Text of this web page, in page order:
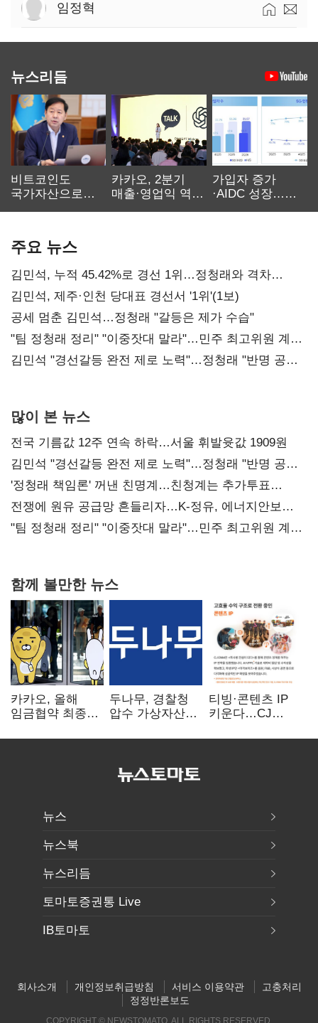
임정혁
뉴스리듬
비트코인도
국가자산으로…'
카카오, 2분기
매출·영업익 역대
가입자 증가
·AIDC 성장…
주요 뉴스
김민석, 누적 45.42%로 경선 1위…정청래와 격차
0.86%p(2보)
김민석, 제주·인천 당대표 경선서 '1위'(1보)
공세 멈춘 김민석…정청래 "갈등은 제가 수습"
"팀 정청래 정리" "이중잣대 말라"…민주 최고위원 계파
다툼 격화
김민석 "경선갈등 완전 제로 노력"…정청래 "반명 공세
많이 본 뉴스
전국 기름값 12주 연속 하락…서울 휘발윳값 1909원
김민석 "경선갈등 완전 제로 노력"…정청래 "반명 공세
사과부터"
'정청래 책임론' 꺼낸 친명계…친청계는 추가투표
때리기
전쟁에 원유 공급망 흔들리자…K-정유, 에너지안보
핵심으로 재부상
"팀 정청래 정리" "이중잣대 말라"…민주 최고위원 계파
함께 볼만한 뉴스
카카오, 올해
임금협약 최종
인상·격려금
두나무, 경찰청
압수 가상자산
커스터디 사업
티빙·콘텐츠 IP
키운다…CJ
글로벌 확장 가속
뉴스
뉴스북
뉴스리듬
토마토증권통 Live
IB토마토
회사소개 개인정보취급방침 서비스 이용약관
고충처리
정정반론보도
COPYRIGHT © NEWSTOMATO. ALL RIGHTS RESERVED.